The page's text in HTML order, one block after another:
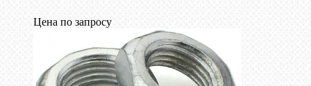
Цена по запросу